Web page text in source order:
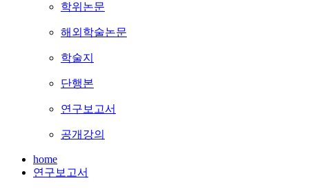
학위논문
해외학술논문
학술지
단행본
연구보고서
공개강의
home
연구보고서